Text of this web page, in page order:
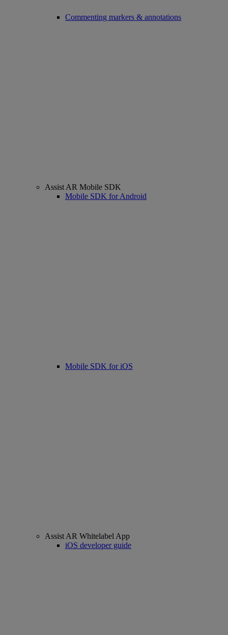
Commenting markers & annotations
Assist AR Mobile SDK
Mobile SDK for Android
Mobile SDK for iOS
Assist AR Whitelabel App
iOS developer guide